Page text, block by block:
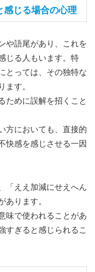
感じる場合の心理
や語尾があり、これを
じる人もいます。特
とっては、その独特な
ます。
ために誤解を招くこと
方においても、直接的
快感を感じさせる一因
「ええ加減にせえへん
あります。
味で使われることがあ
すぎると感じられるこ